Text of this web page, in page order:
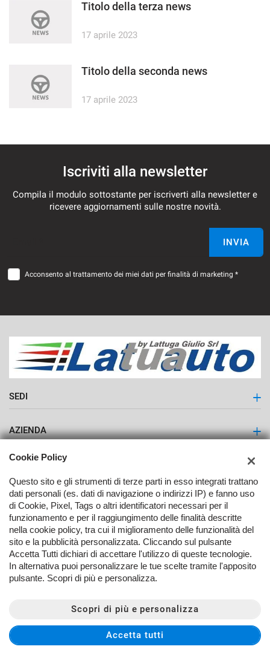
Titolo della terza news
17 aprile 2023
Titolo della seconda news
17 aprile 2023
Iscriviti alla newsletter
Compila il modulo sottostante per iscriverti alla newsletter e
ricevere aggiornamenti sulle nostre novità.
INVIA
Acconsento al trattamento dei miei dati per finalità di marketing *
SEDI
AZIENDA
Contatti
TORNA IN CIMA
Copyright © 2026 Lattuga Giulio Srl - P.IVA 00556340396 -Leggi
l'informativa sulla privacy -Cookie Policy
Cookie Policy
Questo sito e gli strumenti di terze parti in esso integrati trattano
dati personali (es. dati di navigazione o indirizzi IP) e fanno uso
di Cookie, Pixel, Tags o altri identificatori necessari per il
funzionamento e per il raggiungimento delle finalità descritte
nella cookie policy, tra cui il miglioramento delle funzionalità del
sito e la pubblicità personalizzata. Cliccando sul pulsante
Accetta Tutti dichiari di accettare l'utilizzo di queste tecnologie.
In alternativa puoi personalizzare le tue scelte tramite l'apposito
pulsante. Scopri di più e personalizza.
Scopri di più e personalizza
Accetta tutti